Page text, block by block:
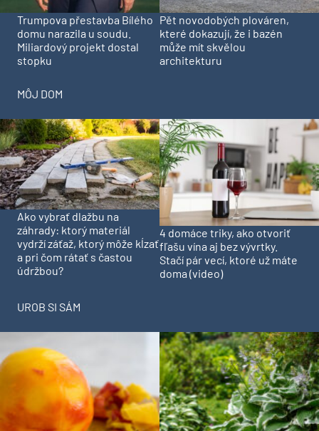
Trumpova přestavba Bílého
domu narazila u soudu.
Miliardový projekt dostal
stopku
Pět novodobých plováren,
které dokazují, že i bazén
může mít skvělou
architekturu
MÔJ DOM
Ako vybrať dlažbu na
záhrady: ktorý materiál
vydrží záťaž, ktorý môže kĺzať
a pri čom rátať s častou
údržbou?
4 domáce triky, ako otvoriť
fľašu vína aj bez vývrtky.
Stačí pár vecí, ktoré už máte
doma (video)
UROB SI SÁM